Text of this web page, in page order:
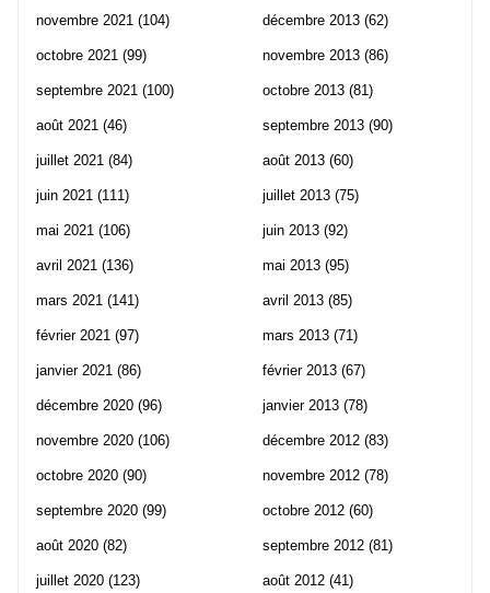
novembre 2021 (104)
octobre 2021 (99)
septembre 2021 (100)
août 2021 (46)
juillet 2021 (84)
juin 2021 (111)
mai 2021 (106)
avril 2021 (136)
mars 2021 (141)
février 2021 (97)
janvier 2021 (86)
décembre 2020 (96)
novembre 2020 (106)
octobre 2020 (90)
septembre 2020 (99)
août 2020 (82)
juillet 2020 (123)
décembre 2013 (62)
novembre 2013 (86)
octobre 2013 (81)
septembre 2013 (90)
août 2013 (60)
juillet 2013 (75)
juin 2013 (92)
mai 2013 (95)
avril 2013 (85)
mars 2013 (71)
février 2013 (67)
janvier 2013 (78)
décembre 2012 (83)
novembre 2012 (78)
octobre 2012 (60)
septembre 2012 (81)
août 2012 (41)